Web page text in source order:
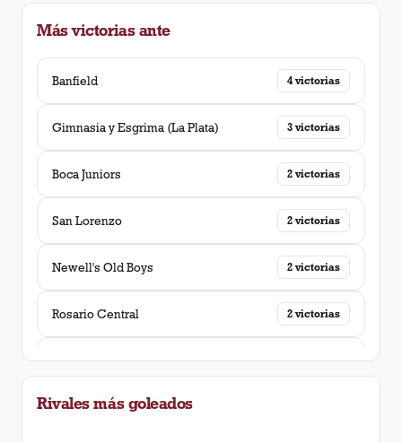
Más victorias ante
Banfield 4 victorias
Gimnasia y Esgrima (La Plata) 3 victorias
Boca Juniors 2 victorias
San Lorenzo 2 victorias
Newell's Old Boys 2 victorias
Rosario Central 2 victorias
Atlético Tucumán 2 victorias
Temperley
Rivales más goleados